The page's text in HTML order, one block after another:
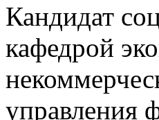
Кандидат
кафедрой
управления